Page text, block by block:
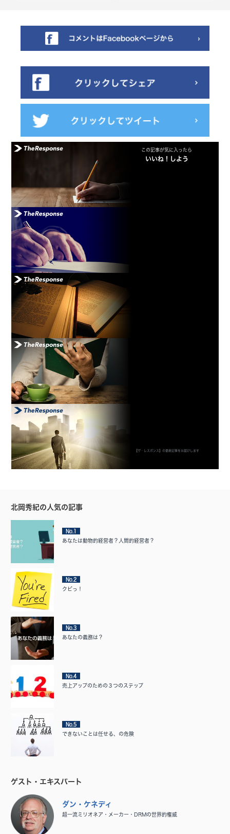
この記事が気に入ったら
いいね！しよう
【ザ・レスポンス】の最新記事をお届けします
北岡秀紀の人気の記事
No.1
あなたは動物的経営者？人間的経営者？
No.2
クビっ！
No.3
あなたの義務は？
No.4
売上アップのための３つのステップ
No.5
できないことは任せる、の危険
ゲスト・エキスパート
ダン・ケネディ
超一流ミリオネア・メーカー・DRMの世界的権威